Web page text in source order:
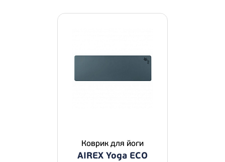
Коврик для йоги
AIREX Yoga ECO